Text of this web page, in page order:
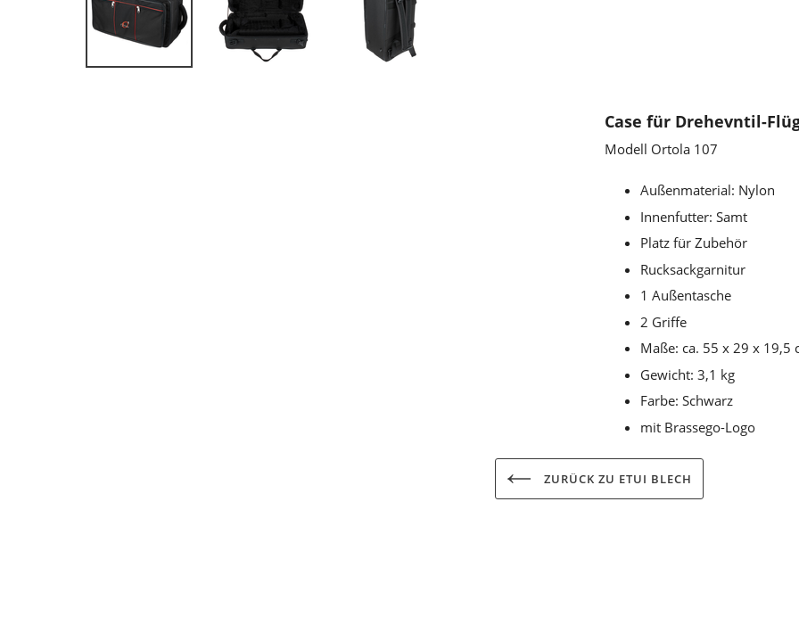
Case für Drehevntil-
Modell Ortola 107
Außenmaterial: Nylon
Innenfutter: Samt
Platz für Zubehör
Rucksackgarnitur
1 Außentasche
2 Griffe
Maße: ca. 55 x 29 x 19,5
Gewicht: 3,1 kg
Farbe: Schwarz
mit Brassego-Logo
ZURÜCK ZU ETUI BLECH